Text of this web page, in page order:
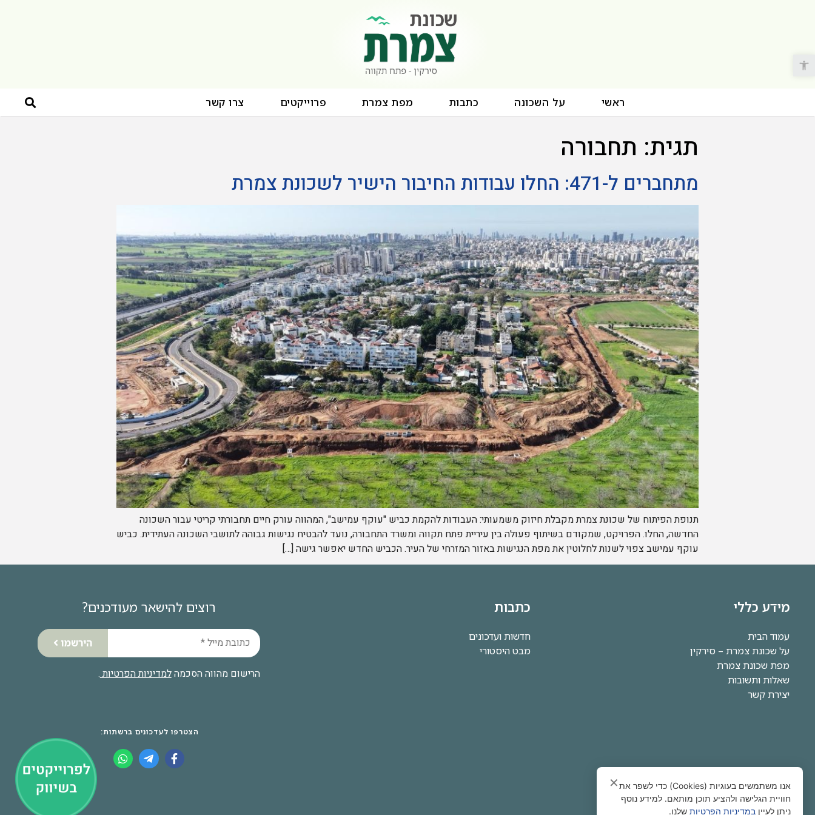
פתח סרגל נגישות
ראשי על השכונה כתבות מפת צמרת פרוייקטים צרו קשר
תגית: תחבורה
מתחברים ל-471: החלו עבודות החיבור הישיר לשכונת צמרת
תנופת הפיתוח של שכונת צמרת מקבלת חיזוק משמעותי: העבודות להקמת כביש "עוקף עמישב", המהווה עורק חיים תחבורתי קריטי עבור השכונה
החדשה, החלו. הפרויקט, שמקודם בשיתוף פעולה בין עיריית פתח תקווה ומשרד התחבורה, נועד להבטיח נגישות גבוהה לתושבי השכונה העתידית. כביש
עוקף עמישב צפוי לשנות לחלוטין את מפת הנגישות באזור המזרחי של העיר. הכביש החדש יאפשר גישה […]
מידע כללי
עמוד הבית
על שכונת צמרת – סירקין
מפת שכונת צמרת
שאלות ותשובות
יצירת קשר
כתבות
חדשות ועדכונים
מבט היסטורי
רוצים להישאר מעודכנים?
הירשמו
הרישום מהווה הסכמהלמדיניות הפרטיות .
הצטרפו לעדכונים ברשתות:
אנו משתמשים בעוגיות (Cookies) כדי לשפר את
חוויית הגלישה ולהציע תוכן מותאם. למידע נוסף
ניתן לעיין במדיניות הפרטיות שלנו.
✕